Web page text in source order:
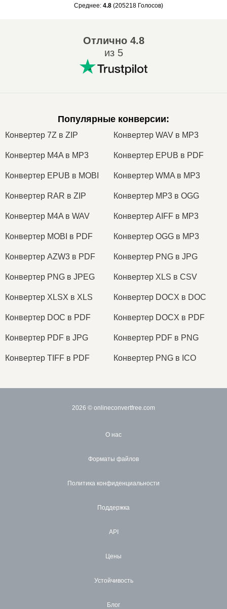
Среднее: 4.8 (205218 Голосов)
Отлично4.8
из 5
Популярные конверсии:
Конвертер 7Z в ZIP Конвертер WAV в MP3
Конвертер M4A в MP3 Конвертер EPUB в PDF
Конвертер EPUB в MOBI Конвертер WMA в MP3
Конвертер RAR в ZIP Конвертер MP3 в OGG
Конвертер M4A в WAV Конвертер AIFF в MP3
Конвертер MOBI в PDF Конвертер OGG в MP3
Конвертер AZW3 в PDF Конвертер PNG в JPG
Конвертер PNG в JPEG Конвертер XLS в CSV
Конвертер XLSX в XLS Конвертер DOCX в DOC
Конвертер DOC в PDF Конвертер DOCX в PDF
Конвертер PDF в JPG Конвертер PDF в PNG
Конвертер TIFF в PDF Конвертер PNG в ICO
2026 © onlineconvertfree.com
О нас
Форматы файлов
Политика конфиденциальности
Поддержка
API
Цены
Устойчивость
Блог